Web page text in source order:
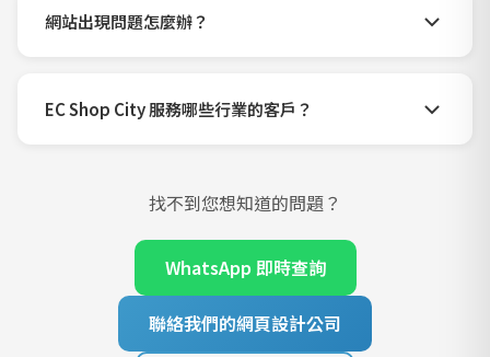
網站出現問題怎麼辦？
EC Shop City 服務哪些行業的客戶？
找不到您想知道的問題？
WhatsApp 即時查詢
聯絡我們的網頁設計公司